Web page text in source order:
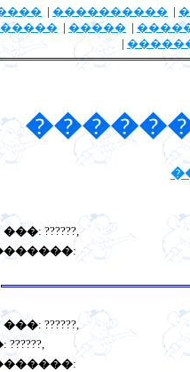
| ���������� |
| ����� |
|
���: ??????,
:
���: ??????,
: ??????,
: